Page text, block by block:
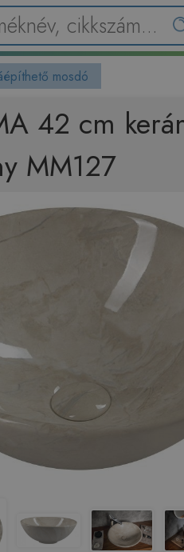
mosdó
42 cm
MM127